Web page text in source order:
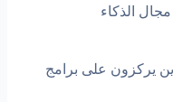
الذكاء
يركزون على برامج